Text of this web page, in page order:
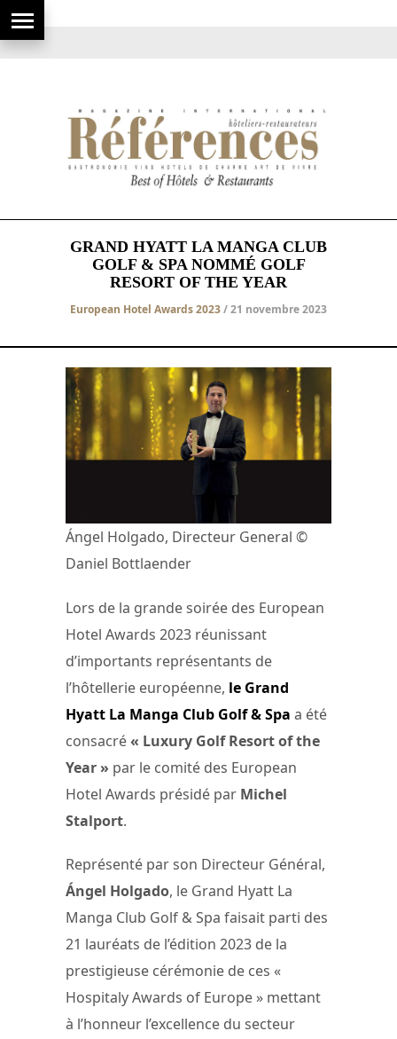
GRAND HYATT LA MANGA CLUB
GOLF & SPA NOMMÉ GOLF
RESORT OF THE YEAR
European Hotel Awards 2023/ 21 novembre 2023
Ángel Holgado, Directeur General ©
Daniel Bottlaender
Lors de la grande soirée des European
Hotel Awards 2023 réunissant
d’importants représentants de
l’hôtellerie européenne, le Grand
Hyatt La Manga Club Golf & Spa a été
consacré« Luxury Golf Resort of the
Year » par le comité des European
Hotel Awards présidé par Michel
Stalport.
Représenté par son Directeur Général,
Ángel Holgado, le Grand Hyatt La
Manga Club Golf & Spa faisait parti des
21 lauréats de l’édition 2023 de la
prestigieuse cérémonie de ces «
Hospitaly Awards of Europe » mettant
à l’honneur l’excellence du secteur